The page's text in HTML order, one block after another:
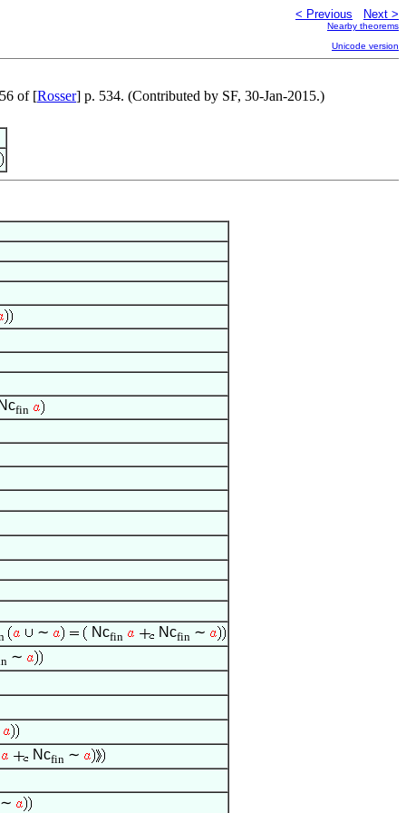
< Previous Next >
Nearby theorems
Unicode version
of [Rosser] p. 534. (Contributed by SF, 30-Jan-2015.)
Ncfin
∼ Ncfin Ncfin ∼
∼
Ncfin ∼
∼